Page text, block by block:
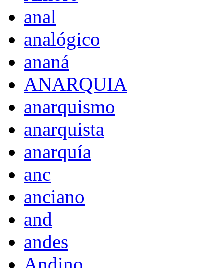
anal
analógico
ananá
ANARQUIA
anarquismo
anarquista
anarquía
anc
anciano
and
andes